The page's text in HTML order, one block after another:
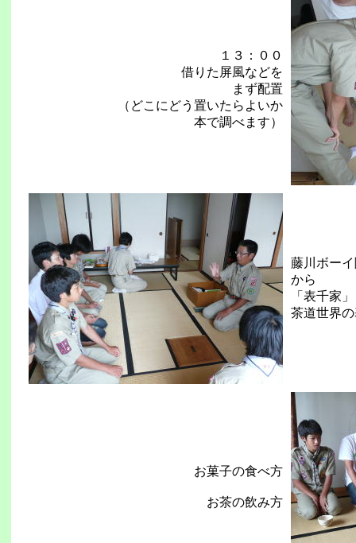
１３：００
借りた屏風などを
まず配置
（どこにどう置いたらよいか
本で調べます）
藤川ボー
から
「表千家
茶道世界
お菓子の食べ方
お茶の飲み方